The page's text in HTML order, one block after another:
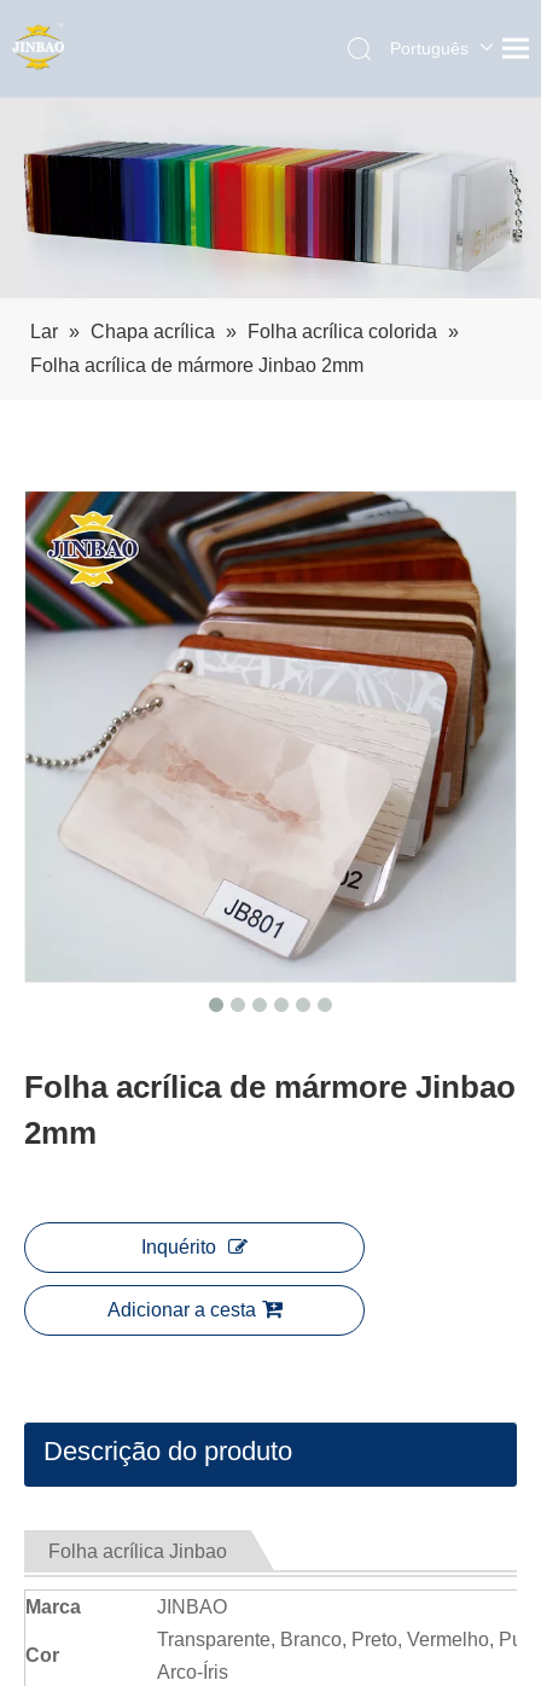
Português
Pусский
Lar » Chapa acrílica » Folha acrílica colorida »
Folha acrílica de mármore Jinbao 2mm
Folha acrílica de mármore Jinbao
2mm
Inquérito
Adicionar a cesta
Descrição do produto
Folha acrílica Jinbao
Marca JINBAO
Cor
Transparente, Branco, Preto, Vermelho,
Arco-Íris